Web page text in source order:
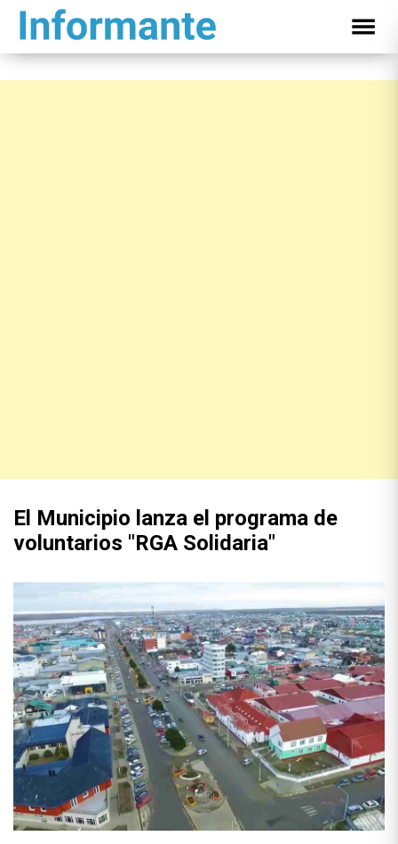
El Municipio lanza el programa de
voluntarios "RGA Solidaria"